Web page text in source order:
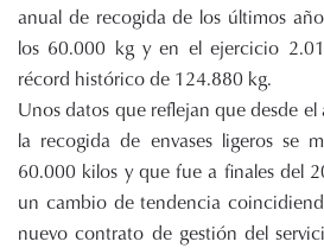
anual de recogida de los últimos
los 60.000 kg y en el ejercicio
récord histórico de 124.880 kg.
Unos datos que reflejan que desde
la recogida de envases ligeros se
60.000 kilos y que fue a finales del
un cambio de tendencia
nuevo contrato de gestión del